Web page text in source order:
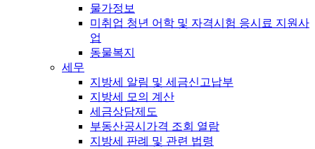
물가정보
미취업 청년 어학 및 자격시험 응시료 지원사
업
동물복지
세무
지방세 알림 및 세금신고납부
지방세 모의 계산
세금상담제도
부동산공시가격 조회 열람
지방세 판례 및 관련 법령